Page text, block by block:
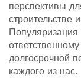
перспективы
строительстве
Популяризация
долгосрочной
каждого из нас.